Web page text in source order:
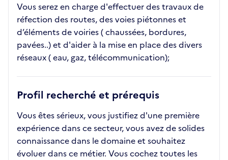
Vous serez en charge d'effectuer des travaux de
réfection des routes, des voies piétonnes et
d’éléments de voiries ( chaussées, bordures,
pavées..) et d'aider à la mise en place des divers
réseaux ( eau, gaz, télécommunication);
Profil recherché et prérequis
Vous êtes sérieux, vous justifiez d'une première
expérience dans ce secteur, vous avez de solides
connaissance dans le domaine et souhaitez
évoluer dans ce métier. Vous cochez toutes les